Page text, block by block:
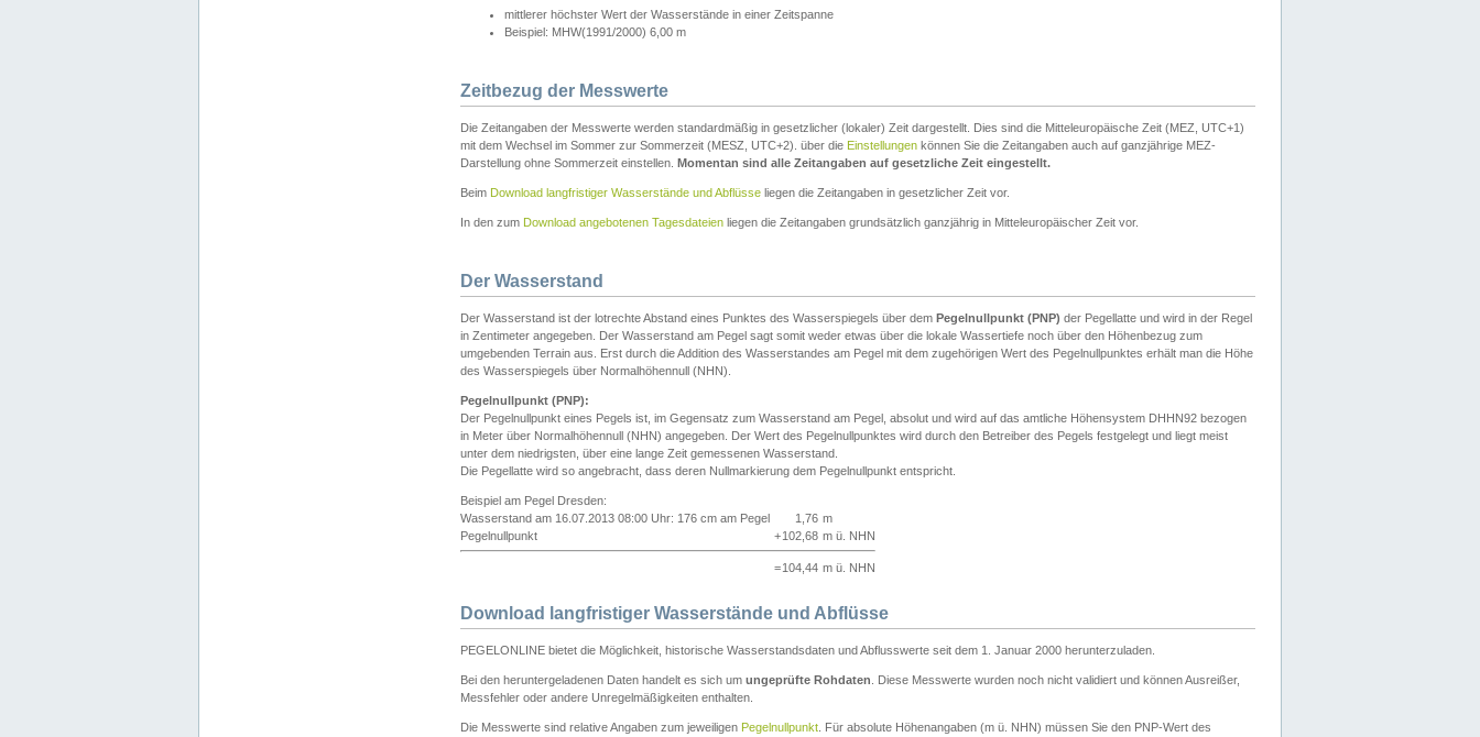
mittlerer höchster Wert der Wasserstände in einer Zeitspanne
Beispiel: MHW(1991/2000) 6,00 m
Zeitbezug der Messwerte
Die Zeitangaben der Messwerte werden standardmäßig in gesetzlicher (lokaler) Zeit dargestellt. Dies sind die Mitteleuropäische Zeit (MEZ, UTC+1)
mit dem Wechsel im Sommer zur Sommerzeit (MESZ, UTC+2). über die Einstellungen können Sie die Zeitangaben auch auf ganzjährige MEZ-
Darstellung ohne Sommerzeit einstellen. Momentan sind alle Zeitangaben auf gesetzliche Zeit eingestellt.
Beim Download langfristiger Wasserstände und Abflüsse liegen die Zeitangaben in gesetzlicher Zeit vor.
In den zum Download angebotenen Tagesdateien liegen die Zeitangaben grundsätzlich ganzjährig in Mitteleuropäischer Zeit vor.
Der Wasserstand
Der Wasserstand ist der lotrechte Abstand eines Punktes des Wasserspiegels über dem Pegelnullpunkt (PNP) der Pegellatte und wird in der Regel
in Zentimeter angegeben. Der Wasserstand am Pegel sagt somit weder etwas über die lokale Wassertiefe noch über den Höhenbezug zum
umgebenden Terrain aus. Erst durch die Addition des Wasserstandes am Pegel mit dem zugehörigen Wert des Pegelnullpunktes erhält man die Höhe
des Wasserspiegels über Normalhöhennull (NHN).
Pegelnullpunkt (PNP):
Der Pegelnullpunkt eines Pegels ist, im Gegensatz zum Wasserstand am Pegel, absolut und wird auf das amtliche Höhensystem DHHN92 bezogen
in Meter über Normalhöhennull (NHN) angegeben. Der Wert des Pegelnullpunktes wird durch den Betreiber des Pegels festgelegt und liegt meist
unter dem niedrigsten, über eine lange Zeit gemessenen Wasserstand.
Die Pegellatte wird so angebracht, dass deren Nullmarkierung dem Pegelnullpunkt entspricht.
Beispiel am Pegel Dresden:
Wasserstand am 16.07.2013 08:00 Uhr: 176 cm am Pegel
1,76 m
Pegelnullpunkt
+102,68 m ü. NHN
=104,44 m ü. NHN
Download langfristiger Wasserstände und Abflüsse
PEGELONLINE bietet die Möglichkeit, historische Wasserstandsdaten und Abflusswerte seit dem 1. Januar 2000 herunterzuladen.
Bei den heruntergeladenen Daten handelt es sich um ungeprüfte Rohdaten . Diese Messwerte wurden noch nicht validiert und können Ausreißer,
Messfehler oder andere Unregelmäßigkeiten enthalten.
Die Messwerte sind relative Angaben zum jeweiligen Pegelnullpunkt . Für absolute Höhenangaben (m ü. NHN) müssen Sie den PNP-Wert des